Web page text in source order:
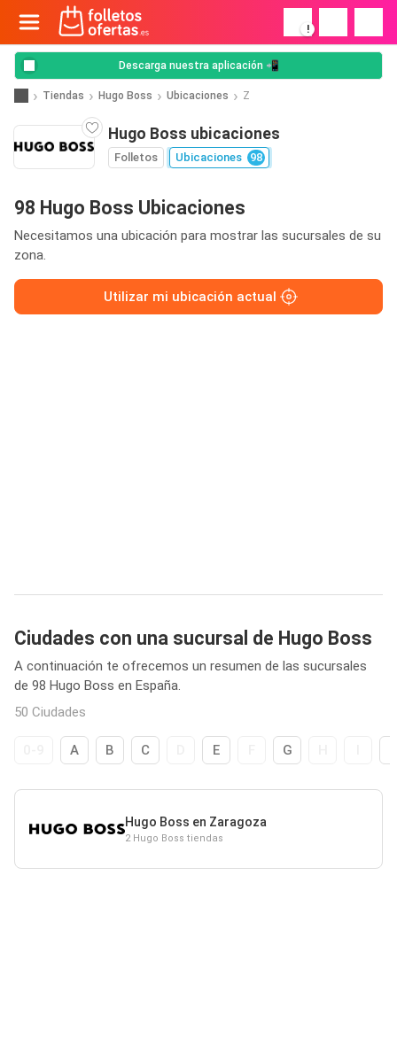
!
Descarga nuestra aplicación 📲
Tiendas Hugo Boss Ubicaciones Z
Hugo Boss ubicaciones
Folletos Ubicaciones 98
98 Hugo Boss Ubicaciones
Necesitamos una ubicación para mostrar las sucursales de su
zona.
Utilizar mi ubicación actual
Ciudades con una sucursal de Hugo Boss
A continuación te ofrecemos un resumen de las sucursales
de 98 Hugo Boss en España.
50 Ciudades
A B C E G
Hugo Boss en Zaragoza
2 Hugo Boss tiendas